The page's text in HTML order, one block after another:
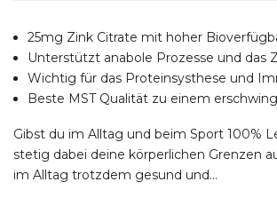
25mg Zink Citrate mit hoher
Unterstützt anabole Prozesse und das
Wichtig für das Proteinsysthese und
Beste MST Qualität zu einem
Gibst du im Alltag und beim Sport 100%
stetig dabei deine körperlichen Grenzen
im Alltag trotzdem gesund und...